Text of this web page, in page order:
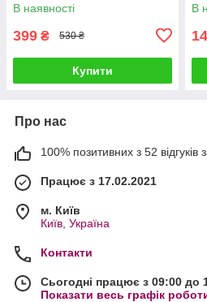
В наявності
399 ₴ 530 ₴
Купити
В
Про нас
100% позитивних з 52 відгуків
Працює з 17.02.2021
м. Київ
Київ, Україна
Контакти
Сьогодні працює з 09:00 до
Показати весь графік